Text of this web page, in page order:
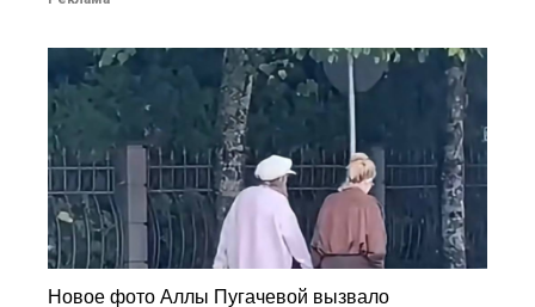
Новое фото Аллы Пугачевой вызвало